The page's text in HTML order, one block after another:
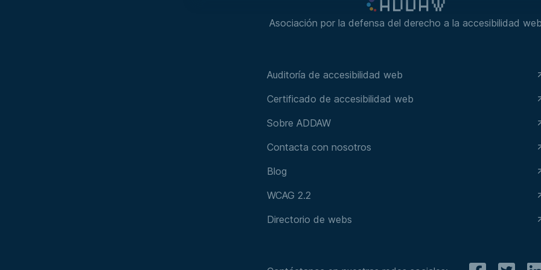
Asociación por la defensa del derecho a la accesibilidad
Auditoría de accesibilidad web
Certificado de accesibilidad web
Sobre ADDAW
Contacta con nosotros
Blog
WCAG 2.2
Directorio de webs